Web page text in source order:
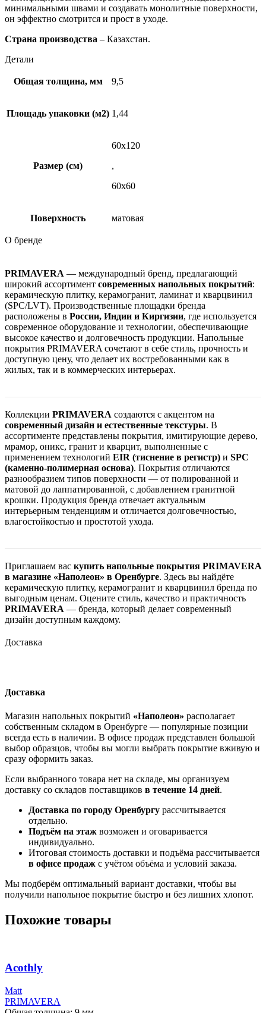
минимальными швами и создавать монолитные поверхности,
он эффектно смотрится и прост в уходе.
Страна производства – Казахстан.
Детали
Общая толщина, мм 9,5
Площадь упаковки (м2) 1,44
Размер (см)
60х120
,
60х60
Поверхность матовая
О бренде
PRIMAVERA — международный бренд, предлагающий
широкий ассортимент современных напольных покрытий:
керамическую плитку, керамогранит, ламинат и кварцвинил
(SPC/LVT). Производственные площадки бренда
расположены в России, Индии и Киргизии, где используется
современное оборудование и технологии, обеспечивающие
высокое качество и долговечность продукции. Напольные
покрытия PRIMAVERA сочетают в себе стиль, прочность и
доступную цену, что делает их востребованными как в
жилых, так и в коммерческих интерьерах.
Коллекции PRIMAVERA создаются с акцентом на
современный дизайн и естественные текстуры. В
ассортименте представлены покрытия, имитирующие дерево,
мрамор, оникс, гранит и кварцит, выполненные с
применением технологий EIR (тиснение в регистр) и SPC
(каменно-полимерная основа). Покрытия отличаются
разнообразием типов поверхности — от полированной и
матовой до лаппатированной, с добавлением гранитной
крошки. Продукция бренда отвечает актуальным
интерьерным тенденциям и отличается долговечностью,
влагостойкостью и простотой ухода.
Приглашаем вас купить напольные покрытия PRIMAVERA
в магазине «Наполеон» в Оренбурге. Здесь вы найдёте
керамическую плитку, керамогранит и кварцвинил бренда по
выгодным ценам. Оцените стиль, качество и практичность
PRIMAVERA — бренда, который делает современный
дизайн доступным каждому.
Доставка
Доставка
Магазин напольных покрытий «Наполеон» располагает
собственным складом в Оренбурге — популярные позиции
всегда есть в наличии. В офисе продаж представлен большой
выбор образцов, чтобы вы могли выбрать покрытие вживую и
сразу оформить заказ.
Если выбранного товара нет на складе, мы организуем
доставку со складов поставщиков в течение 14 дней.
Доставка по городу Оренбургу рассчитывается
отдельно.
Подъём на этаж возможен и оговаривается
индивидуально.
Итоговая стоимость доставки и подъёма рассчитывается
в офисе продаж с учётом объёма и условий заказа.
Мы подберём оптимальный вариант доставки, чтобы вы
получили напольное покрытие быстро и без лишних хлопот.
Похожие товары
Acothly
Мatt
PRIMAVERA